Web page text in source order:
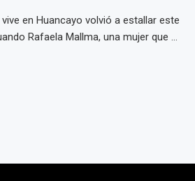
en Huancayo volvió a estallar este
Rafaela Mallma, una mujer que ...